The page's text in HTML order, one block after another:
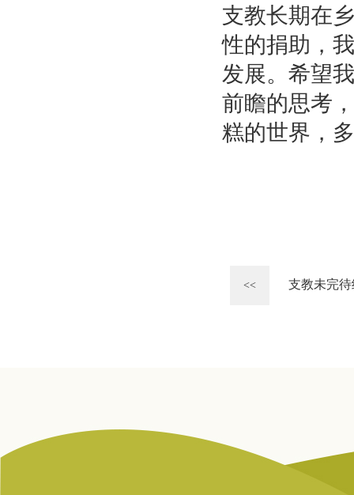
支教长期在
性的捐助，
发展。希望
前瞻的思考
糕的世界，
<< 支教未完